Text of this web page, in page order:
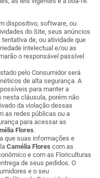
dispositivo, software, ou
do Site, seus anúncios
de, ou atividade que
intelectual e/ou as
o responsável passível
pelo Consumidor será
de alta segurança. A
para manter a
cláusula, porém não
da violação dessas
as redes públicas ou a
para acessar as
Flores.
que suas informações e
Camélia Flores com as
e com as Floriculturas
de seus pedidos. O
e o seu